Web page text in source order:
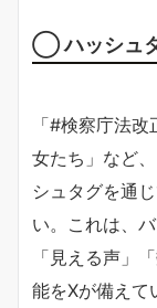
◯ ハッシュ
「#検察庁法
女たち」など
シュタグを通
い。これは、
「見える声」
能をXが備えて